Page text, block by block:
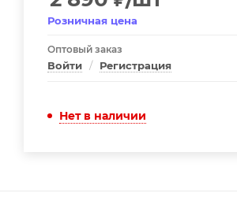
Розничная цена
Оптовый заказ
Войти / Регистрация
Нет в наличии